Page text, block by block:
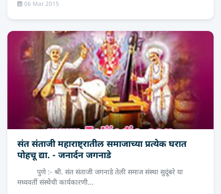
06 Mar 2015
संत संताजी महाराष्ट्रातील समाजाच्या प्रत्येक घरात
पोहचू द्या. - जनार्दन जगनाडे
पुणे :- श्री. संत संताजी जगनाडे तेली समाज संस्था सुदूंबरे या
मध्यवर्ती संस्थेेची कार्यकारणी...